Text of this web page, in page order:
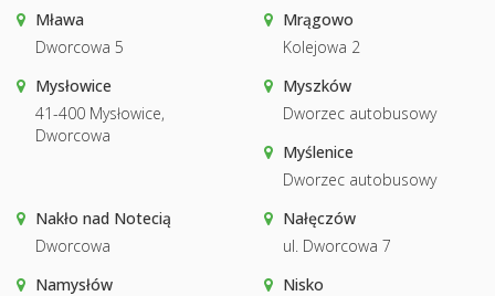
Mława
Dworcowa 5
Mrągowo
Kolejowa 2
Mysłowice
41-400 Mysłowice,
Dworcowa
Myszków
Dworzec autobusowy
Myślenice
Dworzec autobusowy
Nakło nad Notecią
Dworcowa
Nałęczów
ul. Dworcowa 7
Namysłów
Nisko